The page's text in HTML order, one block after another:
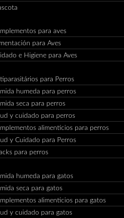
para aves
para Aves
e Higiene para Aves
para Perros
humeda para perros
seca para perros
y cuidado para perros
alimenticios para perros
y Cuidado para Perros
para perros
humeda para gatos
seca para gatos
alimenticios para gatos
y cuidado para gatos